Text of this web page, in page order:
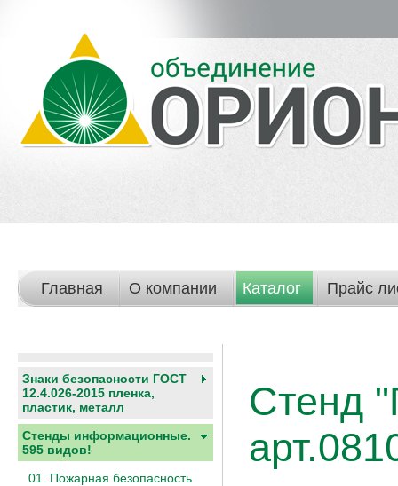
Главная О компании Каталог Прайс
Знаки безопасности ГОСТ
12.4.026-2015 пленка,
пластик, металл
Стенды информационные.
595 видов!
01. Пожарная безопасность
Стенд